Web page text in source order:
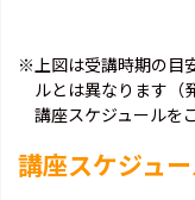
※上図は受講時期の目
ルとは異なります（
講座スケジュールを
講座スケジュ